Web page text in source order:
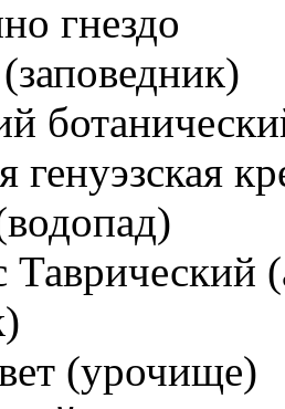
гнездо
генуэзская
Таврический
(урочище)